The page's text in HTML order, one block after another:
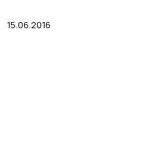
15.06.2016